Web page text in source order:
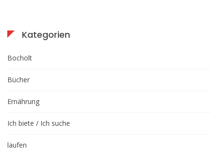
Kategorien
Bocholt
Bücher
Ernährung
Ich biete / Ich suche
laufen